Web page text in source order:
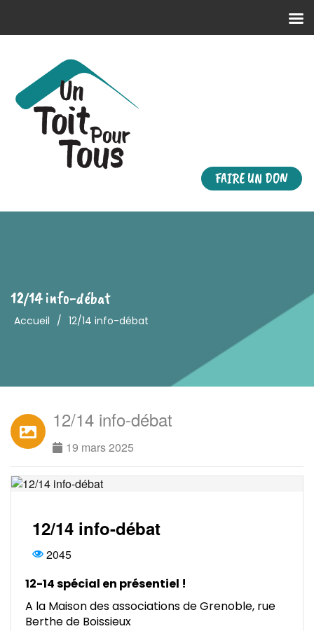
FAIRE UN DON
12/14 info-débat
Accueil / 12/14 info-débat
12/14 info-débat
19 mars 2025
12/14 info-débat
2045
12-14 spécial en présentiel !
A la Maison des associations de Grenoble, rue
Berthe de Boissieux